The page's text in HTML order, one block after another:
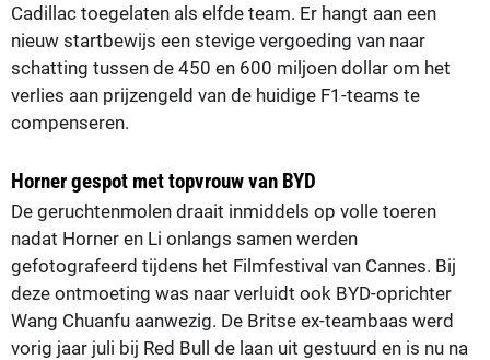
Cadillac toegelaten als elfde team. Er hangt aan een
nieuw startbewijs een stevige vergoeding van naar
schatting tussen de 450 en 600 miljoen dollar om het
verlies aan prijzengeld van de huidige F1-teams te
compenseren.
Horner gespot met topvrouw van BYD
De geruchtenmolen draait inmiddels op volle toeren
nadat Horner en Li onlangs samen werden
gefotografeerd tijdens het Filmfestival van Cannes. Bij
deze ontmoeting was naar verluidt ook BYD-oprichter
Wang Chuanfu aanwezig. De Britse ex-teambaas werd
vorig jaar juli bij Red Bull de laan uit gestuurd en is nu na